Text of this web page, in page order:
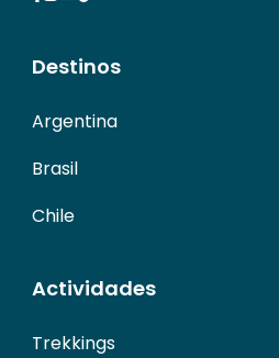
Destinos
Argentina
Brasil
Chile
Actividades
Trekkings